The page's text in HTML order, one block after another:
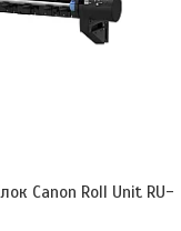
Canon Roll Unit RU-